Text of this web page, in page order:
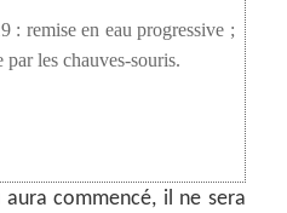
: remise en eau progressive ;
les chauves-souris.
commencé, il ne sera